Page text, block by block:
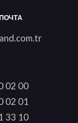
02 00
02 01
33 10